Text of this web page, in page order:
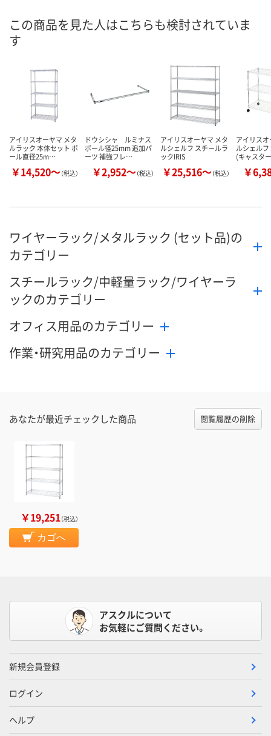
お届け日
数量
カゴへ カゴへ カ
この商品を見た人はこちらも検討されていま
す
アイリスオーヤマ メタ
ルラック 本体セット ポ
ール直径25m…
￥14,520～（税込）
ドウシシャ ルミナス
ポール径25mm 追加パ
ーツ 補強フレ…
￥2,952～（税込）
アイリスオーヤマ メタ
ルシェルフ スチールラ
ックIRIS
￥25,516～（税込）
アイリス
ルシェル
(キャスタ
￥
ワイヤーラック/メタルラック (セット品)の
カテゴリー
スチールラック/中軽量ラック/ワイヤーラ
ックのカテゴリー
オフィス用品のカテゴリー
作業・研究用品のカテゴリー
あなたが最近チェックした商品 閲覧履歴の削除
￥19,251（税込）
カゴへ
アスクルについて
お気軽にご質問ください。
新規会員登録
ログイン
ヘルプ